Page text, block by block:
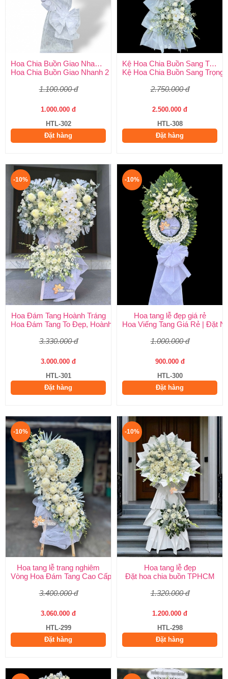
Hoa Chia Buồn Giao Nhanh 2 Giờ
Hoa Chia Buồn Giao Nhanh 2 Giờ – Dịch Vụ Uy Tín Tại Huy
1.100.000 đ
1.000.000 đ
HTL-302
Đặt hàng
Kệ Hoa Chia Buồn Sang Trọng
Kệ Hoa Chia Buồn Sang
2.750.000 đ
2.500.000 đ
HTL-308
Đặt hàng
-10%
Hoa Đám Tang Hoành Tráng
Hoa Đám Tang To Đẹp, Hoành Tráng tại Huy Thảo
3.330.000 đ
3.000.000 đ
HTL-301
Đặt hàng
-10%
Hoa tang lễ đẹp giá rẻ
Hoa Viếng Tang Giá Rẻ | Đặt
1.000.000 đ
900.000 đ
HTL-300
Đặt hàng
-10%
Hoa tang lễ trang nghiêm
Vòng Hoa Đám Tang Cao Cấp | Sang Trọng, Giao Nhanh
3.400.000 đ
3.060.000 đ
HTL-299
Đặt hàng
-10%
Hoa tang lễ đẹp
Đặt hoa chia buồn TPHCM
1.320.000 đ
1.200.000 đ
HTL-298
Đặt hàng